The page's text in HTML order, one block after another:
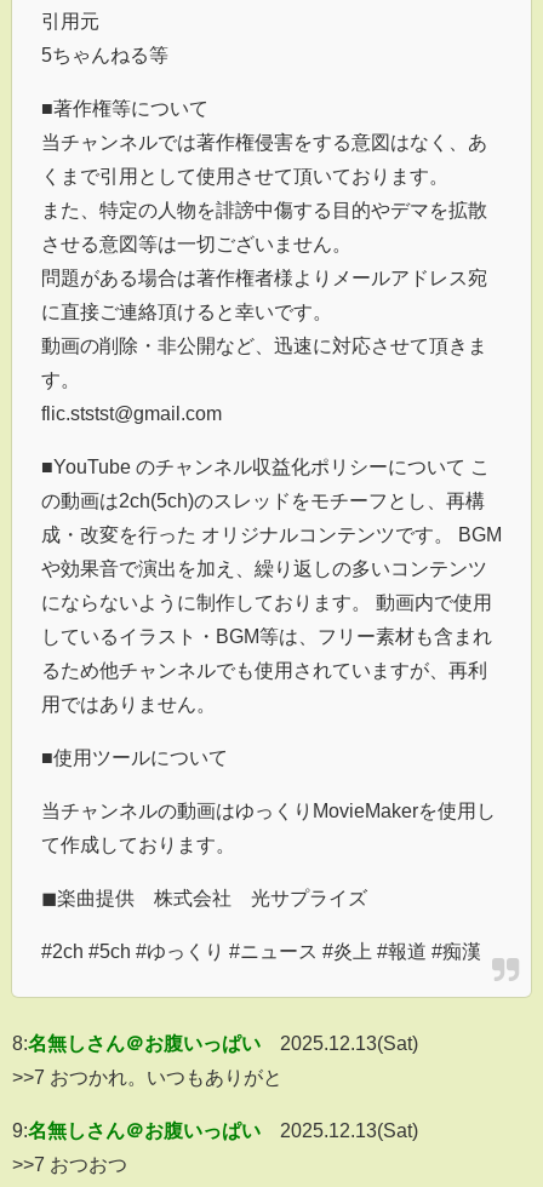
引用元
5ちゃんねる等
■著作権等について
当チャンネルでは著作権侵害をする意図はなく、あ
くまで引用として使用させて頂いております。
また、特定の人物を誹謗中傷する目的やデマを拡散
させる意図等は一切ございません。
問題がある場合は著作権者様よりメールアドレス宛
に直接ご連絡頂けると幸いです。
動画の削除・非公開など、迅速に対応させて頂きま
す。
flic.ststst@gmail.com
■YouTube のチャンネル収益化ポリシーについて こ
の動画は2ch(5ch)のスレッドをモチーフとし、再構
成・改変を行った オリジナルコンテンツです。 BGM
や効果音で演出を加え、繰り返しの多いコンテンツ
にならないように制作しております。 動画内で使用
しているイラスト・BGM等は、フリー素材も含まれ
るため他チャンネルでも使用されていますが、再利
用ではありません。
■使用ツールについて
当チャンネルの動画はゆっくりMovieMakerを使用し
て作成しております。
◼︎楽曲提供 株式会社 光サプライズ
#2ch #5ch #ゆっくり #ニュース #炎上 #報道 #痴漢
8:名無しさん＠お腹いっぱい
2025.12.13(Sat)
>>7 おつかれ。いつもありがと
9:名無しさん＠お腹いっぱい
2025.12.13(Sat)
>>7 おつおつ